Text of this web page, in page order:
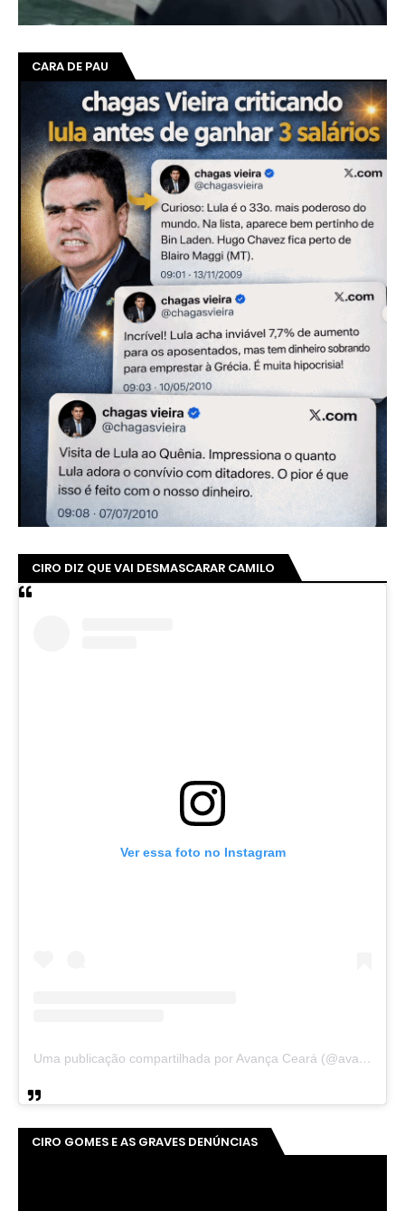
CARA DE PAU
CIRO DIZ QUE VAI DESMASCARAR CAMILO
Ver essa foto no Instagram
Uma publicação compartilhada por Avança Ceará (@avancaceara)
CIRO GOMES E AS GRAVES DENÚNCIAS